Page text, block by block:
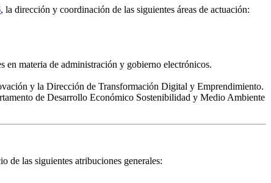
, la dirección y coordinación de las siguientes áreas de actuación:
en materia de administración y gobierno electrónicos.
y la Dirección de Transformación Digital y Emprendimiento.
de Desarrollo Económico Sostenibilidad y Medio Ambiente
de las siguientes atribuciones generales: